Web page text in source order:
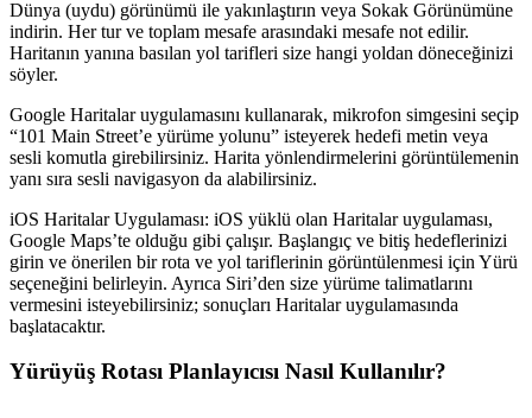
Dünya (uydu) görünümü ile yakınlaştırın veya Sokak Görünümüne
indirin. Her tur ve toplam mesafe arasındaki mesafe not edilir.
Haritanın yanına basılan yol tarifleri size hangi yoldan döneceğinizi
söyler.
Google Haritalar uygulamasını kullanarak, mikrofon simgesini seçip
“101 Main Street’e yürüme yolunu” isteyerek hedefi metin veya
sesli komutla girebilirsiniz. Harita yönlendirmelerini görüntülemenin
yanı sıra sesli navigasyon da alabilirsiniz.
iOS Haritalar Uygulaması: iOS yüklü olan Haritalar uygulaması,
Google Maps’te olduğu gibi çalışır. Başlangıç ve bitiş hedeflerinizi
girin ve önerilen bir rota ve yol tariflerinin görüntülenmesi için Yürü
seçeneğini belirleyin. Ayrıca Siri’den size yürüme talimatlarını
vermesini isteyebilirsiniz; sonuçları Haritalar uygulamasında
başlatacaktır.
Yürüyüş Rotası Planlayıcısı Nasıl Kullanılır?